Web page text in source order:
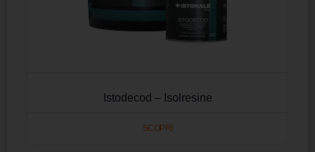
Istodecod – Isolresine
SCOPRI